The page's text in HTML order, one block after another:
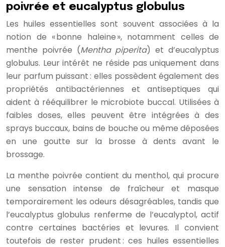
poivrée et eucalyptus globulus
Les huiles essentielles sont souvent associées à la
notion de « bonne haleine », notamment celles de
menthe poivrée (Mentha piperita) et d’eucalyptus
globulus. Leur intérêt ne réside pas uniquement dans
leur parfum puissant : elles possèdent également des
propriétés antibactériennes et antiseptiques qui
aident à rééquilibrer le microbiote buccal. Utilisées à
faibles doses, elles peuvent être intégrées à des
sprays buccaux, bains de bouche ou même déposées
en une goutte sur la brosse à dents avant le
brossage.
La menthe poivrée contient du menthol, qui procure
une sensation intense de fraîcheur et masque
temporairement les odeurs désagréables, tandis que
l’eucalyptus globulus renferme de l’eucalyptol, actif
contre certaines bactéries et levures. Il convient
toutefois de rester prudent : ces huiles essentielles